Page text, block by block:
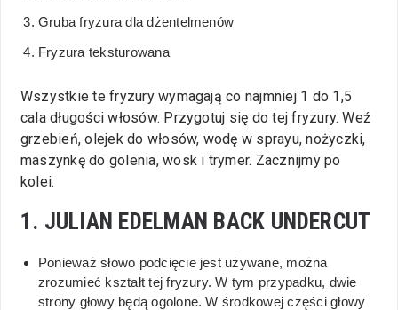
Gruba fryzura dla dżentelmenów
Fryzura teksturowana
Wszystkie te fryzury wymagają co najmniej 1 do 1,5
cala długości włosów. Przygotuj się do tej fryzury. Weź
grzebień, olejek do włosów, wodę w sprayu, nożyczki,
maszynkę do golenia, wosk i trymer. Zacznijmy po
kolei.
1. JULIAN EDELMAN BACK UNDERCUT
Ponieważ słowo podcięcie jest używane, można
zrozumieć kształt tej fryzury. W tym przypadku, dwie
strony głowy będą ogolone. W środkowej części głowy